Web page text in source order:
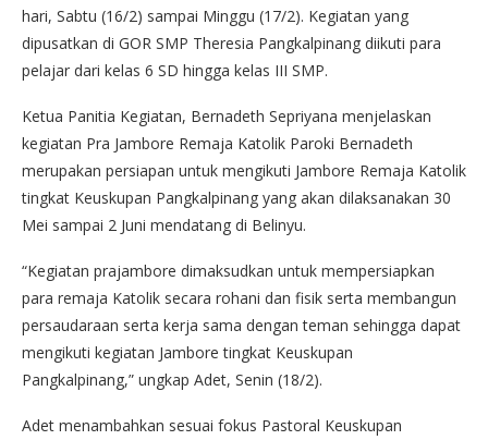
hari, Sabtu (16/2) sampai Minggu (17/2). Kegiatan yang
dipusatkan di GOR SMP Theresia Pangkalpinang diikuti para
pelajar dari kelas 6 SD hingga kelas III SMP.
Ketua Panitia Kegiatan, Bernadeth Sepriyana menjelaskan
kegiatan Pra Jambore Remaja Katolik Paroki Bernadeth
merupakan persiapan untuk mengikuti Jambore Remaja Katolik
tingkat Keuskupan Pangkalpinang yang akan dilaksanakan 30
Mei sampai 2 Juni mendatang di Belinyu.
“Kegiatan prajambore dimaksudkan untuk mempersiapkan
para remaja Katolik secara rohani dan fisik serta membangun
persaudaraan serta kerja sama dengan teman sehingga dapat
mengikuti kegiatan Jambore tingkat Keuskupan
Pangkalpinang,” ungkap Adet, Senin (18/2).
Adet menambahkan sesuai fokus Pastoral Keuskupan